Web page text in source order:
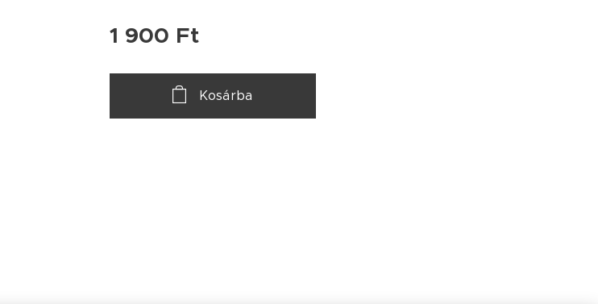
1 900 Ft
Kosárba